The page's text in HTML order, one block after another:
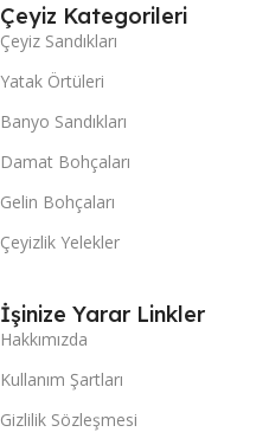
Çeyiz Kategorileri
Çeyiz Sandıkları
Yatak Örtüleri
Banyo Sandıkları
Damat Bohçaları
Gelin Bohçaları
Çeyizlik Yelekler
İşinize Yarar Linkler
Hakkımızda
Kullanım Şartları
Gizlilik Sözleşmesi